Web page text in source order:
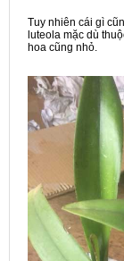
Tuy nhiên cái gì
luteola mặc dù
hoa cũng nhỏ.